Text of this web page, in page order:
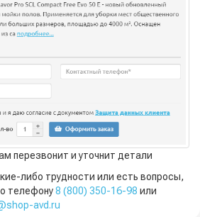
перезвонит и уточнит детали
либо трудности или есть вопросы,
телефону8 (800) 350-16-98 или
avd.ru